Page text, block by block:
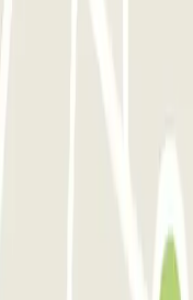
hay que saber
es automatizado
Recomiendo este
sin queja alguna.